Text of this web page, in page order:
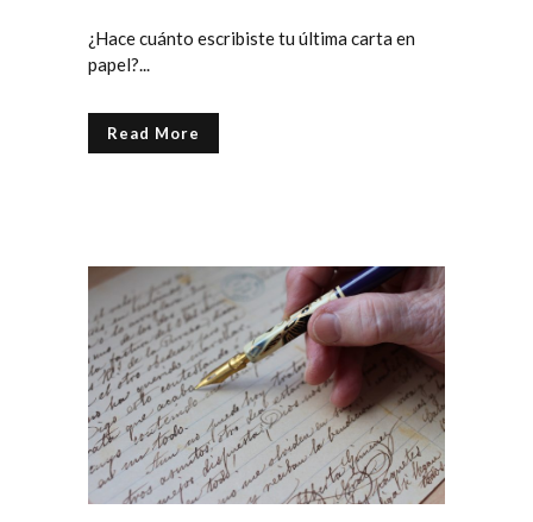
¿Hace cuánto escribiste tu última carta en
papel?...
Read More